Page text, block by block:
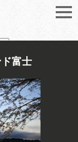
Translate
富士